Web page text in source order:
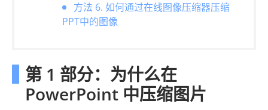
方法 6. 如何通过在线图像压缩器压缩
PPT中的图像
第 1 部分：为什么在
PowerPoint 中压缩图片